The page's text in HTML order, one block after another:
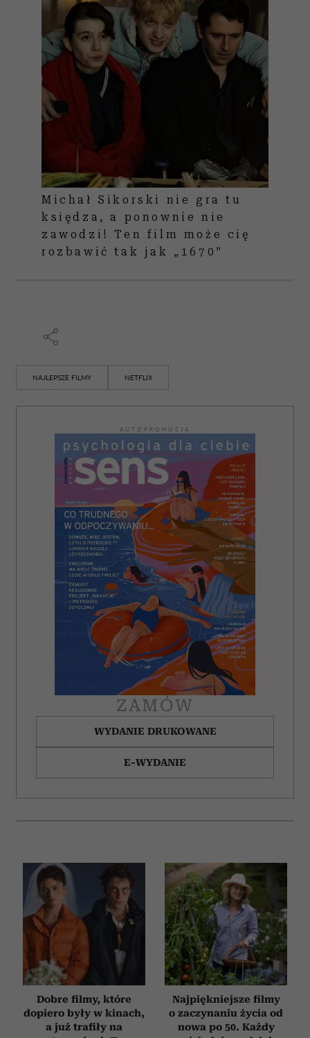
Michał Sikorski nie gra tu
księdza, a ponownie nie
zawodzi! Ten film może cię
rozbawić tak jak „1670”
NAJLEPSZE FILMY NETFLIX
AUTOPROMOCJA
ZAMÓW
WYDANIE DRUKOWANE
E-WYDANIE
Dobre filmy, które
dopiero były w kinach,
a już trafiły na
Najpiękniejsze filmy
o zaczynaniu życia od
nowa po 50. Każdy